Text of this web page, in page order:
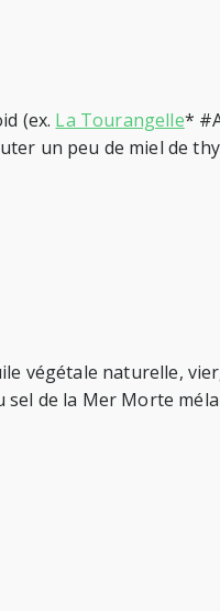
(ex. La Tourangelle*
un peu de miel de
végétale naturelle,
de la Mer Morte